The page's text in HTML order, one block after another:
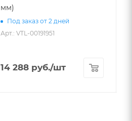
мм)
Под заказ от 2 дней
Арт.: VTL-00191951
14 288 руб./шт